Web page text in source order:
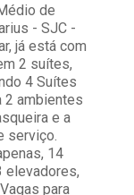
de
- SJC -
já está com
2 suítes,
4 Suítes
2 ambientes
e a
serviço.
14
elevadores,
para